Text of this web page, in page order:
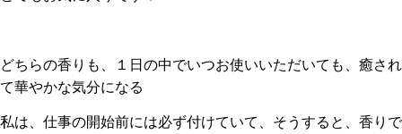
どちらの香りも、１日の中でいつお使いいただいても、癒され
て華やかな気分になる
私は、仕事の開始前には必ず付けていて、そうすると、香りで